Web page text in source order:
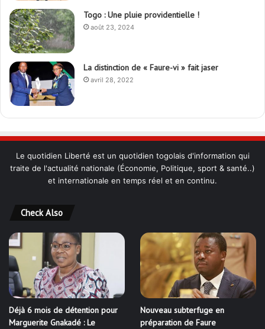
Togo : Une pluie providentielle !
août 23, 2024
La distinction de « Faure-vi » fait jaser
avril 28, 2022
Le quotidien Liberté est un quotidien togolais d'information qui
traite de l'actualité nationale (Économie, Politique, sport & santé..)
et internationale en temps réel et en continu.
Check Also
Déjà 6 mois de détention pour
Marguerite Gnakadé : Le
Nouveau subterfuge en
préparation de Faure